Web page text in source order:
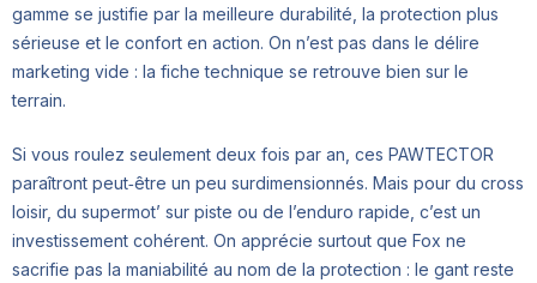
gamme se justifie par la meilleure durabilité, la protection plus
sérieuse et le confort en action. On n’est pas dans le délire
marketing vide : la fiche technique se retrouve bien sur le
terrain.
Si vous roulez seulement deux fois par an, ces PAWTECTOR
paraîtront peut‑être un peu surdimensionnés. Mais pour du cross
loisir, du supermot’ sur piste ou de l’enduro rapide, c’est un
investissement cohérent. On apprécie surtout que Fox ne
sacrifie pas la maniabilité au nom de la protection : le gant reste